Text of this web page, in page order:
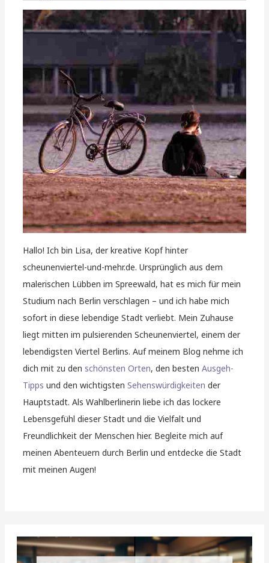
Hallo! Ich bin Lisa, der kreative Kopf hinter
scheunenviertel-und-mehr.de. Ursprünglich aus dem
malerischen Lübben im Spreewald, hat es mich für mein
Studium nach Berlin verschlagen – und ich habe mich
sofort in diese lebendige Stadt verliebt. Mein Zuhause
liegt mitten im pulsierenden Scheunenviertel, einem der
lebendigsten Viertel Berlins. Auf meinem Blog nehme ich
dich mit zu denschönsten Orten, den bestenAusgeh-
Tipps und den wichtigstenSehenswürdigkeiten der
Hauptstadt. Als Wahlberlinerin liebe ich das lockere
Lebensgefühl dieser Stadt und die Vielfalt und
Freundlichkeit der Menschen hier. Begleite mich auf
meinen Abenteuern durch Berlin und entdecke die Stadt
mit meinen Augen!